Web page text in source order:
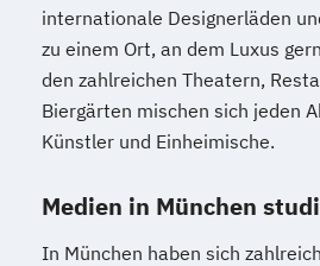
internationale Designerläden
zu einem Ort, an dem Luxus
den zahlreichen Theatern,
Biergärten mischen sich jeden
Künstler und Einheimische.
Medien in München
In München haben sich